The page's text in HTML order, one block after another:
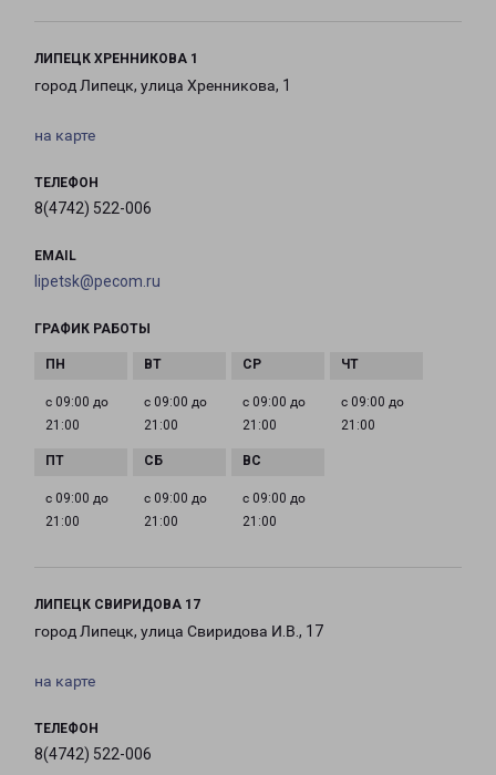
ЛИПЕЦК ХРЕННИКОВА 1
город Липецк, улица Хренникова, 1
на карте
ТЕЛЕФОН
8(4742) 522-006
EMAIL
lipetsk@pecom.ru
ГРАФИК РАБОТЫ
с 09:00 до
21:00
с 09:00 до
21:00
с 09:00 до
21:00
с 09:00 до
21:00
с 09:00 до
21:00
с 09:00 до
21:00
с 09:00 до
21:00
ЛИПЕЦК СВИРИДОВА 17
город Липецк, улица Свиридова И.В., 17
на карте
ТЕЛЕФОН
8(4742) 522-006